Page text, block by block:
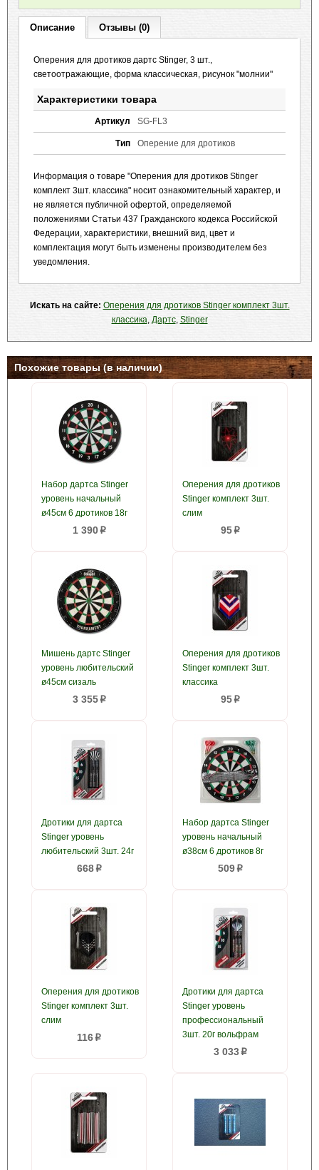
Описание Отзывы (0)
Оперения для дротиков дартс Stinger, 3 шт.,
светоотражающие, форма классическая, рисунок "молнии"
Характеристики товара
Артикул SG-FL3
Тип Оперение для дротиков
Информация о товаре "Оперения для дротиков Stinger
комплект 3шт. классика" носит ознакомительный характер, и
не является публичной офертой, определяемой
положениями Статьи 437 Гражданского кодекса Российской
Федерации, характеристики, внешний вид, цвет и
комплектация могут быть изменены производителем без
уведомления.
Искать на сайте: Оперения для дротиков Stinger комплект 3шт.
классика, Дартс, Stinger
Похожие товары (в наличии)
Набор дартса Stinger
уровень начальный
ø45см 6 дротиков 18г
1 390p
Оперения для дротиков
Stinger комплект 3шт.
слим
95p
Мишень дартс Stinger
уровень любительский
ø45см сизаль
3 355p
Оперения для дротиков
Stinger комплект 3шт.
классика
95p
Дротики для дартса
Stinger уровень
любительский 3шт. 24г
668p
Набор дартса Stinger
уровень начальный
ø38см 6 дротиков 8г
509p
Оперения для дротиков
Stinger комплект 3шт.
слим
116 p
Дротики для дартса
Stinger уровень
профессиональный
3шт. 20г вольфрам
3 033p